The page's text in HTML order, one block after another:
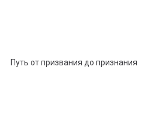
Путь от призвания до признания